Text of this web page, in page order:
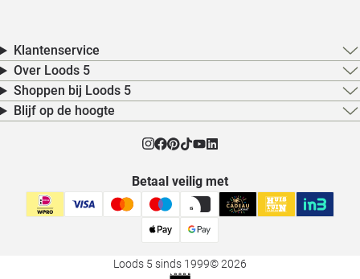
Klantenservice
Over Loods 5
Shoppen bij Loods 5
Blijf op de hoogte
Betaal veilig met
Loods 5 sinds 1999© 2026